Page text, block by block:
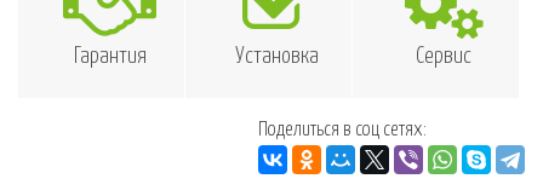
Гарантия Установка Сервис
Поделиться в соц сетях: